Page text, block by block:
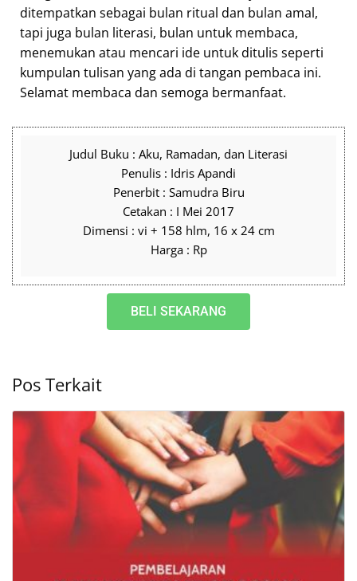
ditempatkan sebagai bulan ritual dan bulan amal,
tapi juga bulan literasi, bulan untuk membaca,
menemukan atau mencari ide untuk ditulis seperti
kumpulan tulisan yang ada di tangan pembaca ini.
Selamat membaca dan semoga bermanfaat.
Judul Buku : Aku, Ramadan, dan Literasi
Penulis : Idris Apandi
Penerbit : Samudra Biru
Cetakan : I Mei 2017
Dimensi : vi + 158 hlm, 16 x 24 cm
Harga : Rp
BELI SEKARANG
Pos Terkait